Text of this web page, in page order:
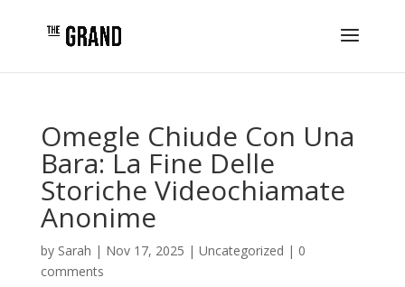
Omegle Chiude Con Una
Bara: La Fine Delle
Storiche Videochiamate
Anonime
by Sarah | Nov 17, 2025 | Uncategorized | 0
comments